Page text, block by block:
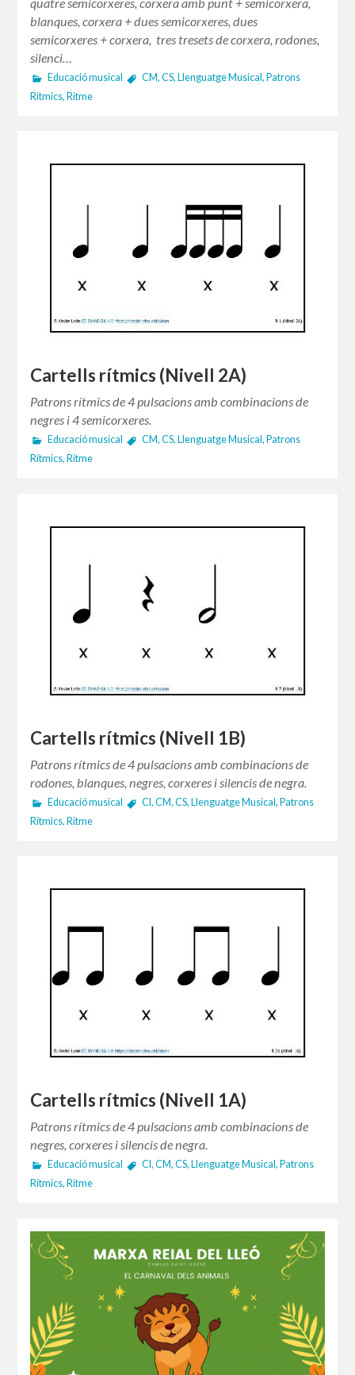
blanques, corxera + dues semicorxeres, dues
semicorxeres + corxera, tres tresets de corxera, rodones,
silenci…
Educació musical CM, CS, Llenguatge Musical , Patrons
Rítmics, Ritme
Cartells rítmics (Nivell 2A)
Patrons rítmics de 4 pulsacions amb combinacions de
negres i 4 semicorxeres.
Educació musical CM, CS, Llenguatge Musical , Patrons
Rítmics, Ritme
Cartells rítmics (Nivell 1B)
Patrons rítmics de 4 pulsacions amb combinacions de
rodones, blanques, negres, corxeres i silencis de negra.
Educació musical CI , CM, CS, Llenguatge Musical , Patrons
Rítmics, Ritme
Cartells rítmics (Nivell 1A)
Patrons rítmics de 4 pulsacions amb combinacions de
negres, corxeres i silencis de negra.
Educació musical CI , CM, CS, Llenguatge Musical , Patrons
Rítmics, Ritme